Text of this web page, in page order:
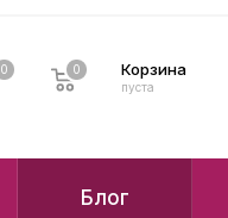
0 Корзина
0
пуста
0
Блог